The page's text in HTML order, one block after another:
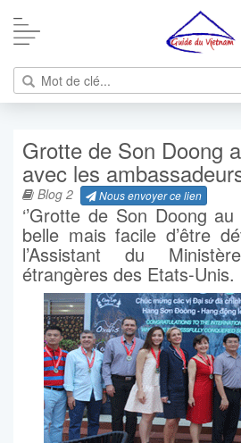
Grotte de Son Doong
avec les
Blog 2 Nous envoyer ce lien
‘’Grotte de Son Doong
belle mais facile d’être
l’Assistant du
étrangères des Etats-Unis.